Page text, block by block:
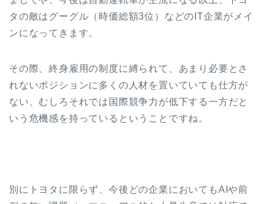
タの敵はグーグル（時価総額3位）などのIT企業がメイ
ンになってきます。
その際、終身雇用の制度に縛られて、あまり必要とさ
れないポジションに多くの人材を置いていても仕方が
ない、むしろそれでは国際競争力が低下する一方だと
いう危機感を持っているということですね。
別にトヨタに限らず、今後どの企業においてもAIや前